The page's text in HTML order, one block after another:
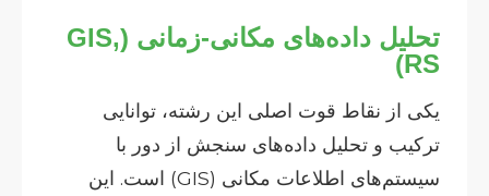
تحلیل داده‌های مکانی-زمانی (GIS,
RS)
یکی از نقاط قوت اصلی این رشته، توانایی
ترکیب و تحلیل داده‌های سنجش از دور با
سیستم‌های اطلاعات مکانی (GIS) است. این